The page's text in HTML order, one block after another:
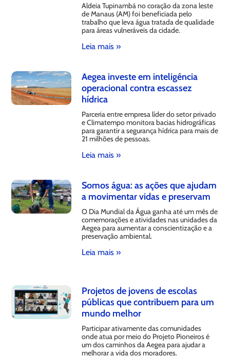
Aldeia Tupinambá no coração da zona leste
de Manaus (AM) foi beneficiada pelo
trabalho que leva água tratada de qualidade
para áreas vulneráveis da cidade.
Leia mais »
Aegea investe em inteligência
operacional contra escassez
hídrica
Parceria entre empresa líder do setor privado
e Climatempo monitora bacias hidrográficas
para garantir a segurança hídrica para mais de
21 milhões de pessoas.
Leia mais »
Somos água: as ações que ajudam
a movimentar vidas e preservam
O Dia Mundial da Água ganha até um mês de
comemorações e atividades nas unidades da
Aegea para aumentar a conscientização e a
preservação ambiental.
Leia mais »
Projetos de jovens de escolas
públicas que contribuem para um
mundo melhor
Participar ativamente das comunidades
onde atua por meio do Projeto Pioneiros é
um dos caminhos da Aegea para ajudar a
melhorar a vida dos moradores.